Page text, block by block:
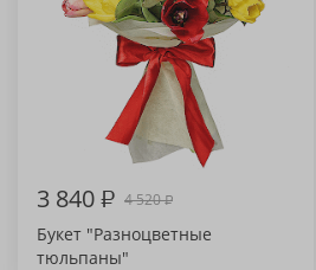
3 840₽ 4 520₽
Букет "Разноцветные
тюльпаны"